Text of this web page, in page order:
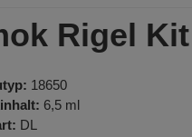
Rigel
18650
6,5 ml
DL